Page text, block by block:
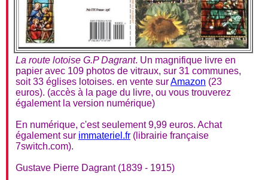
La route lotoise G.P Dagrant. Un magnifique livre en
papier avec 109 photos de vitraux, sur 31 communes,
soit 33 églises lotoises. en vente surAmazon (23
euros). (accès à la page du livre, ou vous trouverez
également la version numérique)
En numérique, c'est seulement 9,99 euros. Achat
également sur immateriel.fr (librairie française
7switch.com).
Gustave Pierre Dagrant (1839 - 1915)